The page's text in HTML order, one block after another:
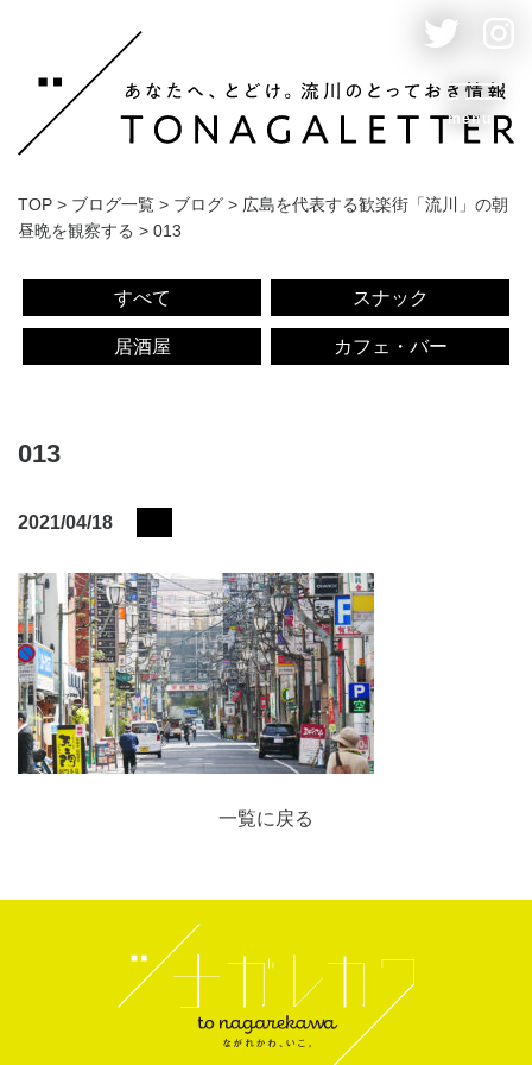
menu
TOP > ブログ一覧 > ブログ > 広島を代表する歓楽街「流川」の朝
昼晩を観察する > 013
すべて スナック
居酒屋 カフェ・バー
013
2021/04/18
一覧に戻る